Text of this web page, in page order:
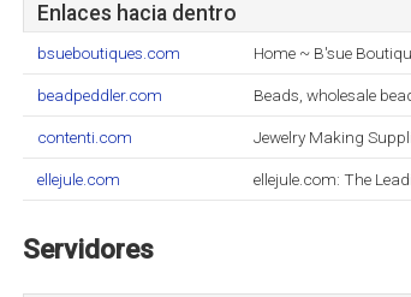
Enlaces hacia dentro
bsueboutiques.com Home ~ B'sue
beadpeddler.com Beads, wholesale
contenti.com Jewelry Making
ellejule.com ellejule.com: The
Servidores